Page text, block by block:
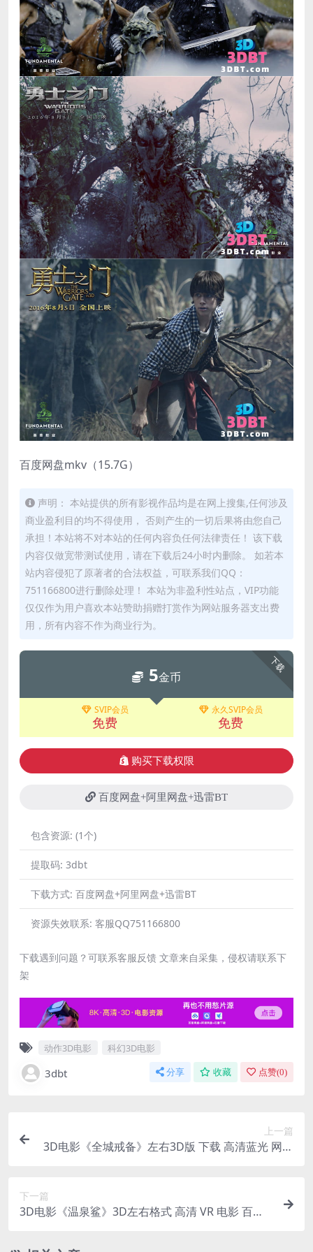
百度网盘mkv（15.7G）
声明： 本站提供的所有影视作品均是在网上搜集,任何涉及
商业盈利目的均不得使用， 否则产生的一切后果将由您自己
承担！本站将不对本站的任何内容负任何法律责任！ 该下载
内容仅做宽带测试使用，请在下载后24小时内删除。 如若本
站内容侵犯了原著者的合法权益，可联系我们QQ：
751166800进行删除处理！ 本站为非盈利性站点，VIP功能
仅仅作为用户喜欢本站赞助捐赠打赏作为网站服务器支出费
用，所有内容不作为商业行为。
下载
5金币
SVIP会员
免费
永久SVIP会员
免费
购买下载权限
百度网盘+阿里网盘+迅雷BT
包含资源: (1个)
提取码: 3dbt
下载方式: 百度网盘+阿里网盘+迅雷BT
资源失效联系: 客服QQ751166800
下载遇到问题？可联系客服反馈 文章来自采集，侵权请联系下
架
动作3D电影 科幻3D电影
3dbt 分享 收藏 点赞(0)
上一篇
3D电影《全城戒备》左右3D版 下载 高清蓝光 网盘
下一篇
3D电影《温泉鲨》3D左右格式 高清 VR 电影 百度